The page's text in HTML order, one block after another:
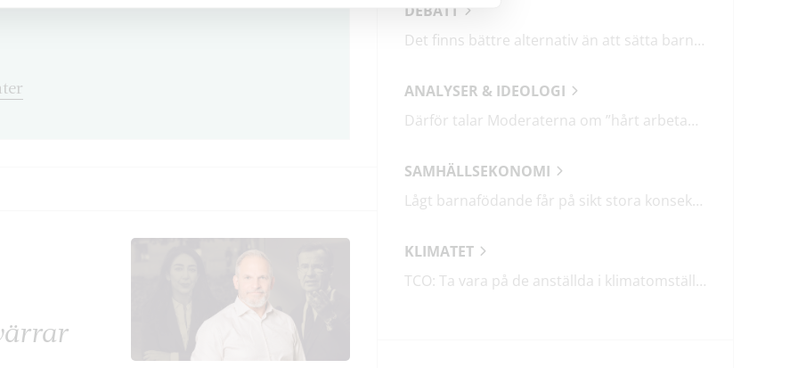
DEBATT
Det finns bättre alternativ än att sätta barn i fängelse
ANALYSER & IDEOLOGI
Därför talar Moderaterna om ”hårt arbetande människor”
SAMHÄLLSEKONOMI
Lågt barnafödande får på sikt stora konsekvenser
KLIMATET
TCO: Ta vara på de anställda i klimatomställningen